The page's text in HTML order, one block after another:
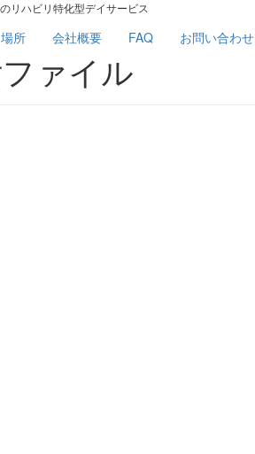
リハビリ特化型デイサービス
場所 会社概要 FAQ
お問い合わせ
ァイル